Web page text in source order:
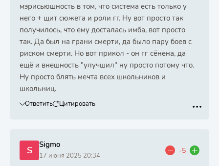
мэрисьюшность в том, что система есть только у
него + щит сюжета и роли гг. Ну вот просто так
получилось, что ему досталась имба, вот просто
так. Да был на грани смерти, да было пару боев с
риском смерти. Но вот прикол - он гг сёнена, да
ещё и внешность "улучшил" ну просто потому что.
Ну просто блять мечта всех школьников и
школьниц.
Ответить Цитировать
S Sigmo
17 июня 2025 20:34
-5